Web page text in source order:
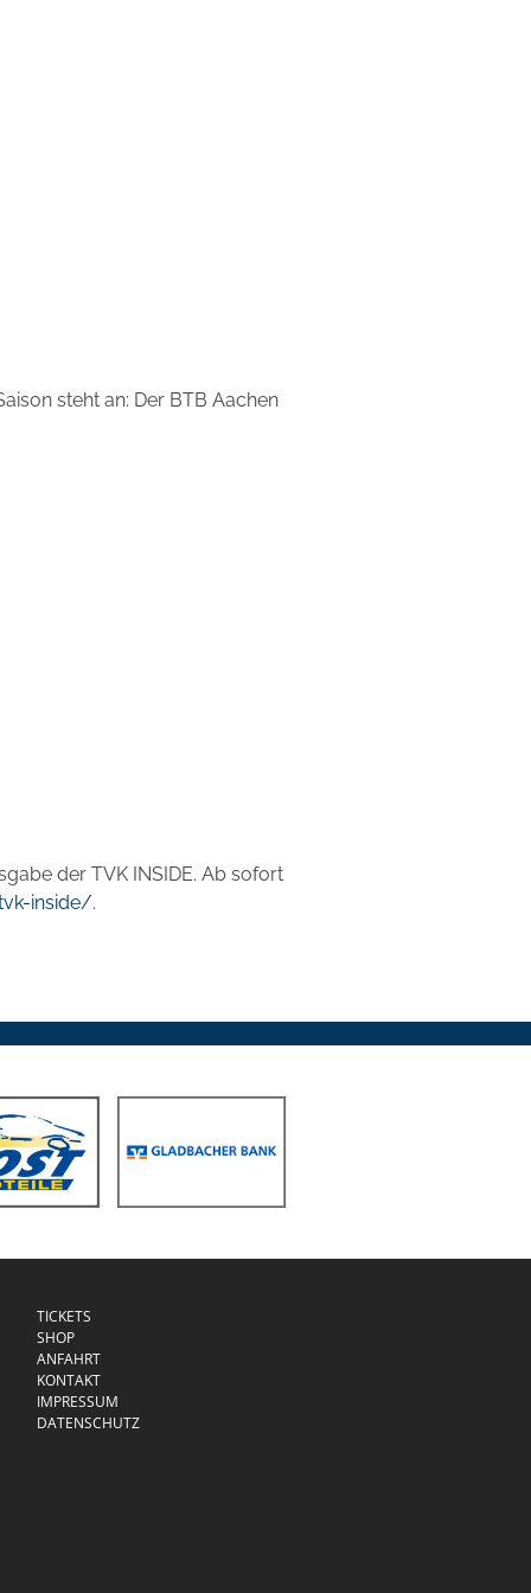
steht an: Der BTB Aachen
der TVK INSIDE. Ab sofort
inside/.
TICKETS
SHOP
ANFAHRT
KONTAKT
IMPRESSUM
DATENSCHUTZ